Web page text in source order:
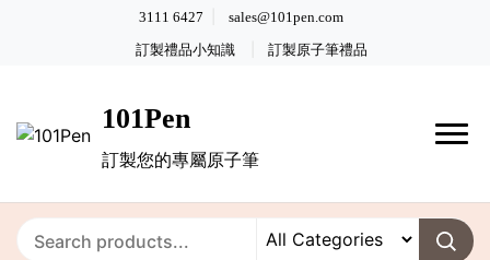
3111 6427 sales@101pen.com
訂製禮品小知識 訂製原子筆禮品
101Pen
訂製您的專屬原子筆